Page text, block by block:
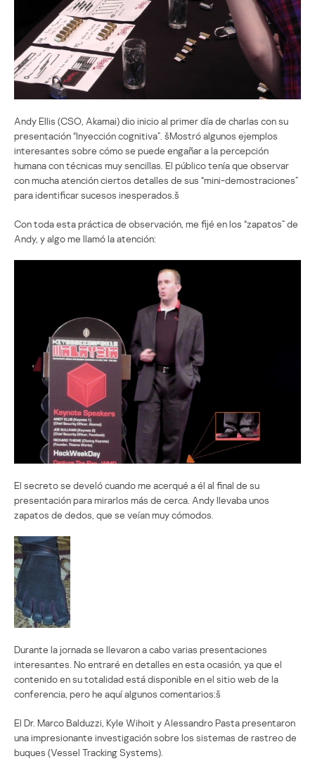
Andy Ellis (CSO, Akamai) dio inicio al primer día de charlas con su
presentación “Inyección cognitiva”. šMostró algunos ejemplos
interesantes sobre cómo se puede engañar a la percepción
humana con técnicas muy sencillas. El público tenía que observar
con mucha atención ciertos detalles de sus “mini-demostraciones”
para identificar sucesos inesperados.š
Con toda esta práctica de observación, me fijé en los “zapatos” de
Andy, y algo me llamó la atención:
El secreto se develó cuando me acerqué a él al final de su
presentación para mirarlos más de cerca. Andy llevaba unos
zapatos de dedos, que se veían muy cómodos.
Durante la jornada se llevaron a cabo varias presentaciones
interesantes. No entraré en detalles en esta ocasión, ya que el
contenido en su totalidad está disponible en el sitio web de la
conferencia, pero he aquí algunos comentarios:š
El Dr. Marco Balduzzi, Kyle Wihoit y Alessandro Pasta presentaron
una impresionante investigación sobre los sistemas de rastreo de
buques (Vessel Tracking Systems).